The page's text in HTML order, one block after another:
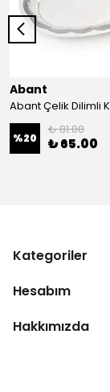
Abant
%20
₺ 81.00
₺ 65.00
Kategoriler
Hesabım
Hakkımızda